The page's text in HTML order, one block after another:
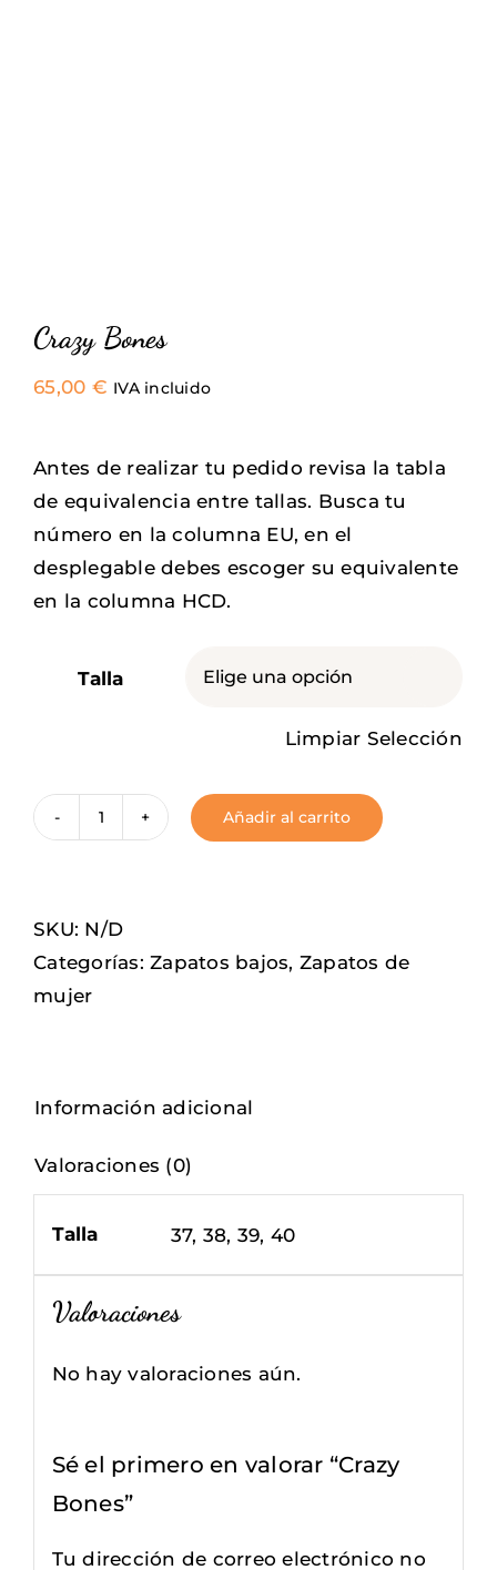
Crazy Bones
65,00 € IVA incluido
Antes de realizar tu pedido revisa la tabla
de equivalencia entre tallas. Busca tu
número en la columna EU, en el
desplegable debes escoger su equivalente
en la columna HCD.
Talla
Limpiar Selección
Añadir al carrito
SKU: N/D
Categorías:Zapatos bajos, Zapatos de
mujer
Información adicional
Valoraciones (0)
Talla 37, 38, 39, 40
Valoraciones
No hay valoraciones aún.
Sé el primero en valorar “Crazy
Bones”
Tu dirección de correo electrónico no